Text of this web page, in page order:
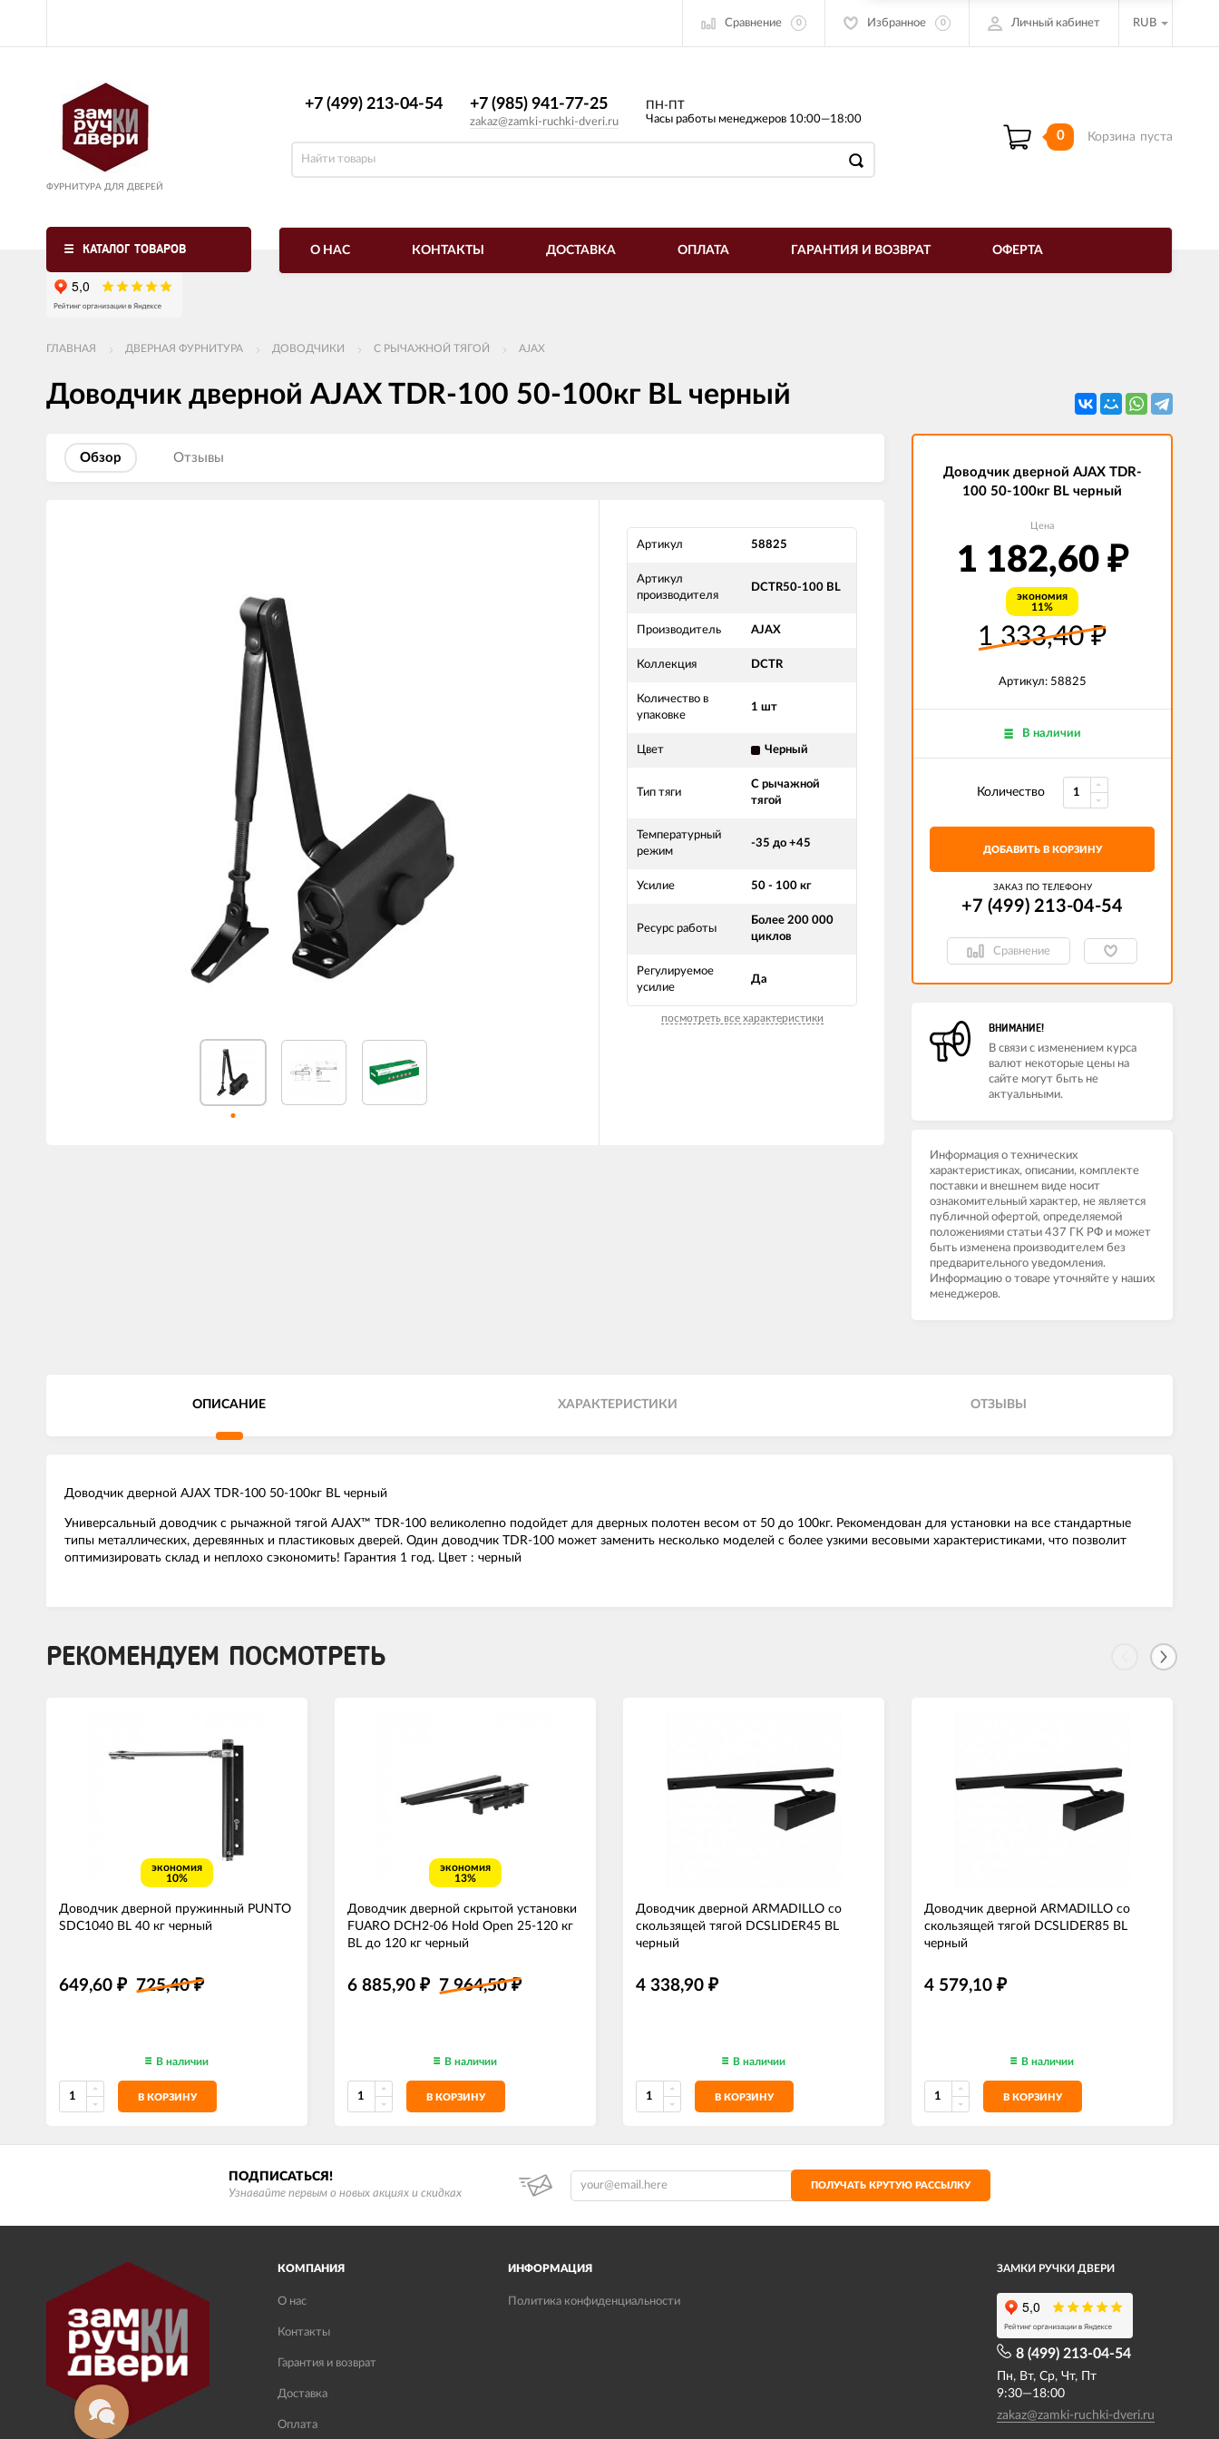
Сравнение 0 Избранное 0 Личный кабинет RUB
ФУРНИТУРА ДЛЯ ДВЕРЕЙ
+7 (499) 213-04-54​ +7 (985) 941-77-25
zakaz@zamki-ruchki-dveri.ru
ПН-ПТ
Часы работы менеджеров 10:00—18:00
0 Корзина пуста
КАТАЛОГ ТОВАРОВ О НАС КОНТАКТЫ ДОСТАВКА ОПЛАТА ГАРАНТИЯ И ВОЗВРАТ ОФЕРТА
ГЛАВНАЯ ДВЕРНАЯ ФУРНИТУРА ДОВОДЧИКИ С РЫЧАЖНОЙ ТЯГОЙ AJAX
Доводчик дверной AJAX TDR-100 50-100кг BL черный
Обзор Отзывы
Артикул 58825
Артикул
производителя
DCTR50-100 BL
Производитель AJAX
Коллекция DCTR
Количество в
упаковке
1 шт
Цвет Черный
Тип тяги
С рычажной
тягой
Температурный
режим
-35 до +45
Усилие 50 - 100 кг
Ресурс работы
Более 200 000
циклов
Регулируемое
усилие
Да
посмотреть все характеристики
Доводчик дверной AJAX TDR-
100 50-100кг BL черный
Цена
1 182,60 ₽
экономия
11%
1 333,40₽
Артикул: 58825
В наличии
Количество
ДОБАВИТЬ В КОРЗИНУ
ЗАКАЗ ПО ТЕЛЕФОНУ
+7 (499) 213-04-54​
Сравнение
ВНИМАНИЕ!
В связи с изменением курса
валют некоторые цены на
сайте могут быть не
актуальными.
Информация о технических
характеристиках, описании, комплекте
поставки и внешнем виде носит
ознакомительный характер, не является
публичной офертой, определяемой
положениями статьи 437 ГК РФ и может
быть изменена производителем без
предварительного уведомления.
Информацию о товаре уточняйте у наших
менеджеров.
ОПИСАНИЕ ХАРАКТЕРИСТИКИ ОТЗЫВЫ
Доводчик дверной AJAX TDR-100 50-100кг BL черный
Универсальный доводчик с рычажной тягой AJAX™ TDR-100 великолепно подойдет для дверных полотен весом от 50 до 100кг. Рекомендован для установки на все стандартные
типы металлических, деревянных и пластиковых дверей. Один доводчик TDR-100 может заменить несколько моделей с более узкими весовыми характеристиками, что позволит
оптимизировать склад и неплохо сэкономить! Гарантия 1 год. Цвет : черный
РЕКОМЕНДУЕМ ПОСМОТРЕТЬ
экономия
10%
Доводчик дверной пружинный PUNTO
SDC1040 BL 40 кг черный
649,60 ₽ 725,40₽
В наличии
В КОРЗИНУ
экономия
13%
Доводчик дверной скрытой установки
FUARO DCH2-06 Hold Open 25-120 кг
BL до 120 кг черный
6 885,90 ₽ 7 964,50₽
В наличии
В КОРЗИНУ
Доводчик дверной ARMADILLO со
скользящей тягой DCSLIDER45 BL
черный
4 338,90 ₽
В наличии
В КОРЗИНУ
Доводчик дверной ARMADILLO со
скользящей тягой DCSLIDER85 BL
черный
4 579,10 ₽
В наличии
В КОРЗИНУ
ПОДПИСАТЬСЯ!
Узнавайте первым о новых акциях и скидках
ПОЛУЧАТЬ КРУТУЮ РАССЫЛКУ
КОМПАНИЯ
О нас
Контакты
Гарантия и возврат
Доставка
Оплата
ИНФОРМАЦИЯ
Политика конфиденциальности
ЗАМКИ РУЧКИ ДВЕРИ
8 (499) 213-04-54​
Пн, Вт, Ср, Чт, Пт
9:30—18:00
zakaz@zamki-ruchki-dveri.ru